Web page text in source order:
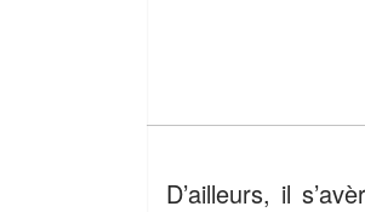
D’ailleurs, il